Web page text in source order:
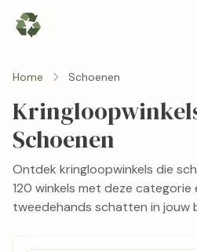
Home Schoenen
Schoenen
Ontdek kringloopwinkels die
120 winkels met deze categorie
tweedehands schatten in jouw